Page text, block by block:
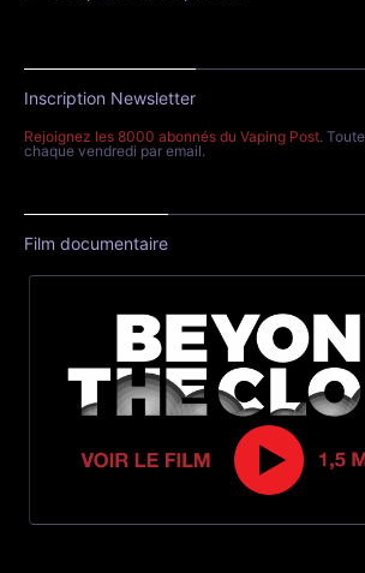
Inscription Newsletter
Rejoignez les 8000 abonnés du Vaping Post.
chaque vendredi par email.
Film documentaire